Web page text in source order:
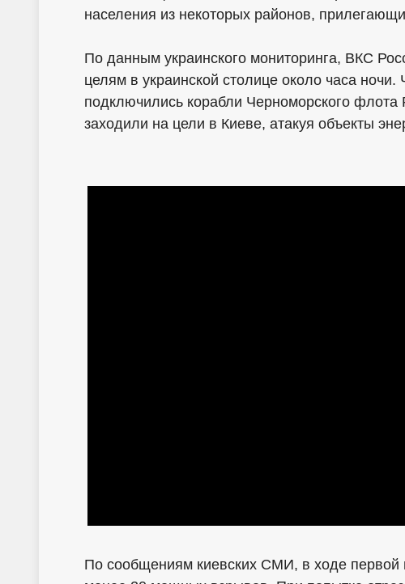
населения из некоторых районов,
По данным украинского мониторинга, ВКС
целям в украинской столице около часа
подключились корабли Черноморского
заходили на цели в Киеве, атакуя объекты
По сообщениям киевских СМИ, в ходе первой